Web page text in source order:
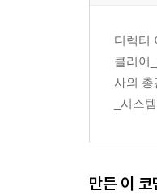
디렉터
클리어
사의 총
_시스
만든 이 코